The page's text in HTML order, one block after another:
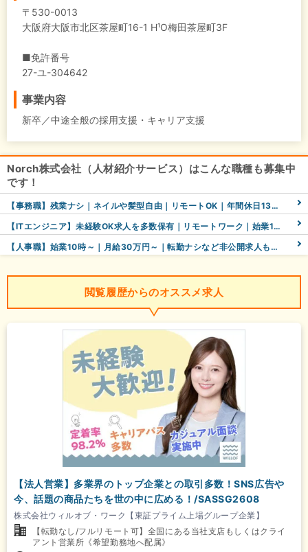
〒530-0013
大阪府大阪市北区茶屋町16-1 H¹O梅田茶屋町3F
■免許番号
27-ユ-304642
事業内容
新卒／中途全般の採用支援・キャリア支援
Norch株式会社（人材紹介サービス）はこんな職種も募集中
です！
【事務職】残業ナシ｜ネイルや髪型自由｜リモートOK｜年間休日130日などあなたの叶えたいを一緒に◎
【ITエンジニア】未経験OK求人を多数保有｜リモートワーク｜始業10時～｜未経験スタート7割以上など
【人事職】始業10時～｜月給30万円～｜転勤ナシなど非公開求人も多数《未経験・社会人デビューも歓迎》
閲覧履歴からのオススメ求人
【法人営業】多業界のトップ企業との取引多数！SNS広告や
今、話題の商品たちを世の中に広める！/SASSG2608
株式会社ウィルオブ・ワーク【東証プライム上場グループ企業】
【転勤なし/フルリモート可】全国にある当社支店もしくはクライ
アント営業所《希望勤務地へ配属》